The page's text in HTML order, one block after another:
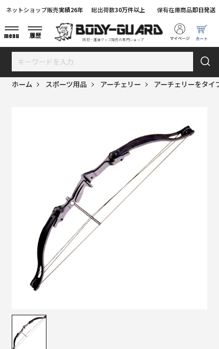
防犯・護身グッズ販売の専門ショップ
ネットショップ販売実績26年 総出荷数30万件以上 保有在庫商品即日発送
menu 履歴
ホーム スポーツ用品 アーチェリー アーチェリーをタイ